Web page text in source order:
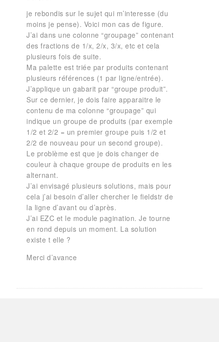
je rebondis sur le sujet qui m’interesse (du
moins je pense). Voici mon cas de figure.
J’ai dans une colonne “groupage” contenant
des fractions de 1/x, 2/x, 3/x, etc et cela
plusieurs fois de suite.
Ma palette est triée par produits contenant
plusieurs références (1 par ligne/entrée).
J’applique un gabarit par “groupe produit”.
Sur ce dernier, je dois faire apparaitre le
contenu de ma colonne “groupage” qui
indique un groupe de produits (par exemple
1/2 et 2/2 = un premier groupe puis 1/2 et
2/2 de nouveau pour un second groupe).
Le problème est que je dois changer de
couleur à chaque groupe de produits en les
alternant.
J’ai envisagé plusieurs solutions, mais pour
cela j’ai besoin d’aller chercher le fieldstr de
la ligne d’avant ou d’après.
J’ai EZC et le module pagination. Je tourne
en rond depuis un moment. La solution
existe t elle ?
Merci d’avance